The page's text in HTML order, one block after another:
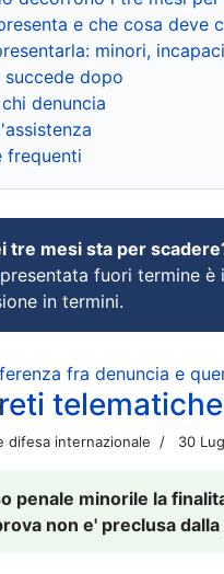
e che cosa deve
minori,
succede dopo
denuncia
frequenti
tre mesi sta per
fuori termine
in termini.
fra denuncia e
difesa internazionale 30
penale minorile la
non e' preclusa